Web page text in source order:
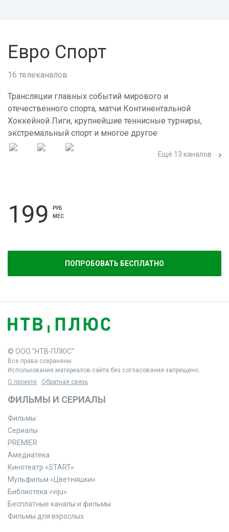
Евро Спорт
16 телеканалов
Трансляции главных событий мирового и
отечественного спорта, матчи Континентальной
Хоккейной Лиги, крупнейшие теннисные турниры,
экстремальный спорт и многое другое
Ещё 13 каналов
199
РУБ
МЕС
ПОПРОБОВАТЬ БЕСПЛАТНО
© ООО "НТВ-ПЛЮС"
Все права сохранены.
Использование материалов сайта без согласования запрещено.
О проекте
Обратная связь
ФИЛЬМЫ И СЕРИАЛЫ
Фильмы
Сериалы
PREMIER
Амедиатека
Кинотеатр «START»
Мульфильм «Цветняшки»
Библиотека «viju»
Бесплатные каналы и фильмы
Фильмы для взрослых